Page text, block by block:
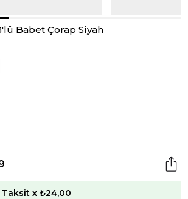
Babet Çorap Siyah
Taksit x ₺24,00